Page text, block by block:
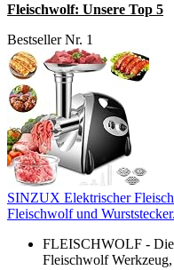
Fleischwolf: Unsere Top 5
Bestseller Nr. 1
SINZUX Elektrischer
Fleischwolf und
FLEISCHWOLF -
Fleischwolf